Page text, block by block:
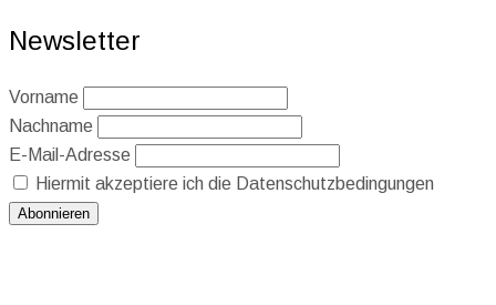
Newsletter
Vorname
Nachname
E-Mail-Adresse
Hiermit akzeptiere ich die Datenschutzbedingungen